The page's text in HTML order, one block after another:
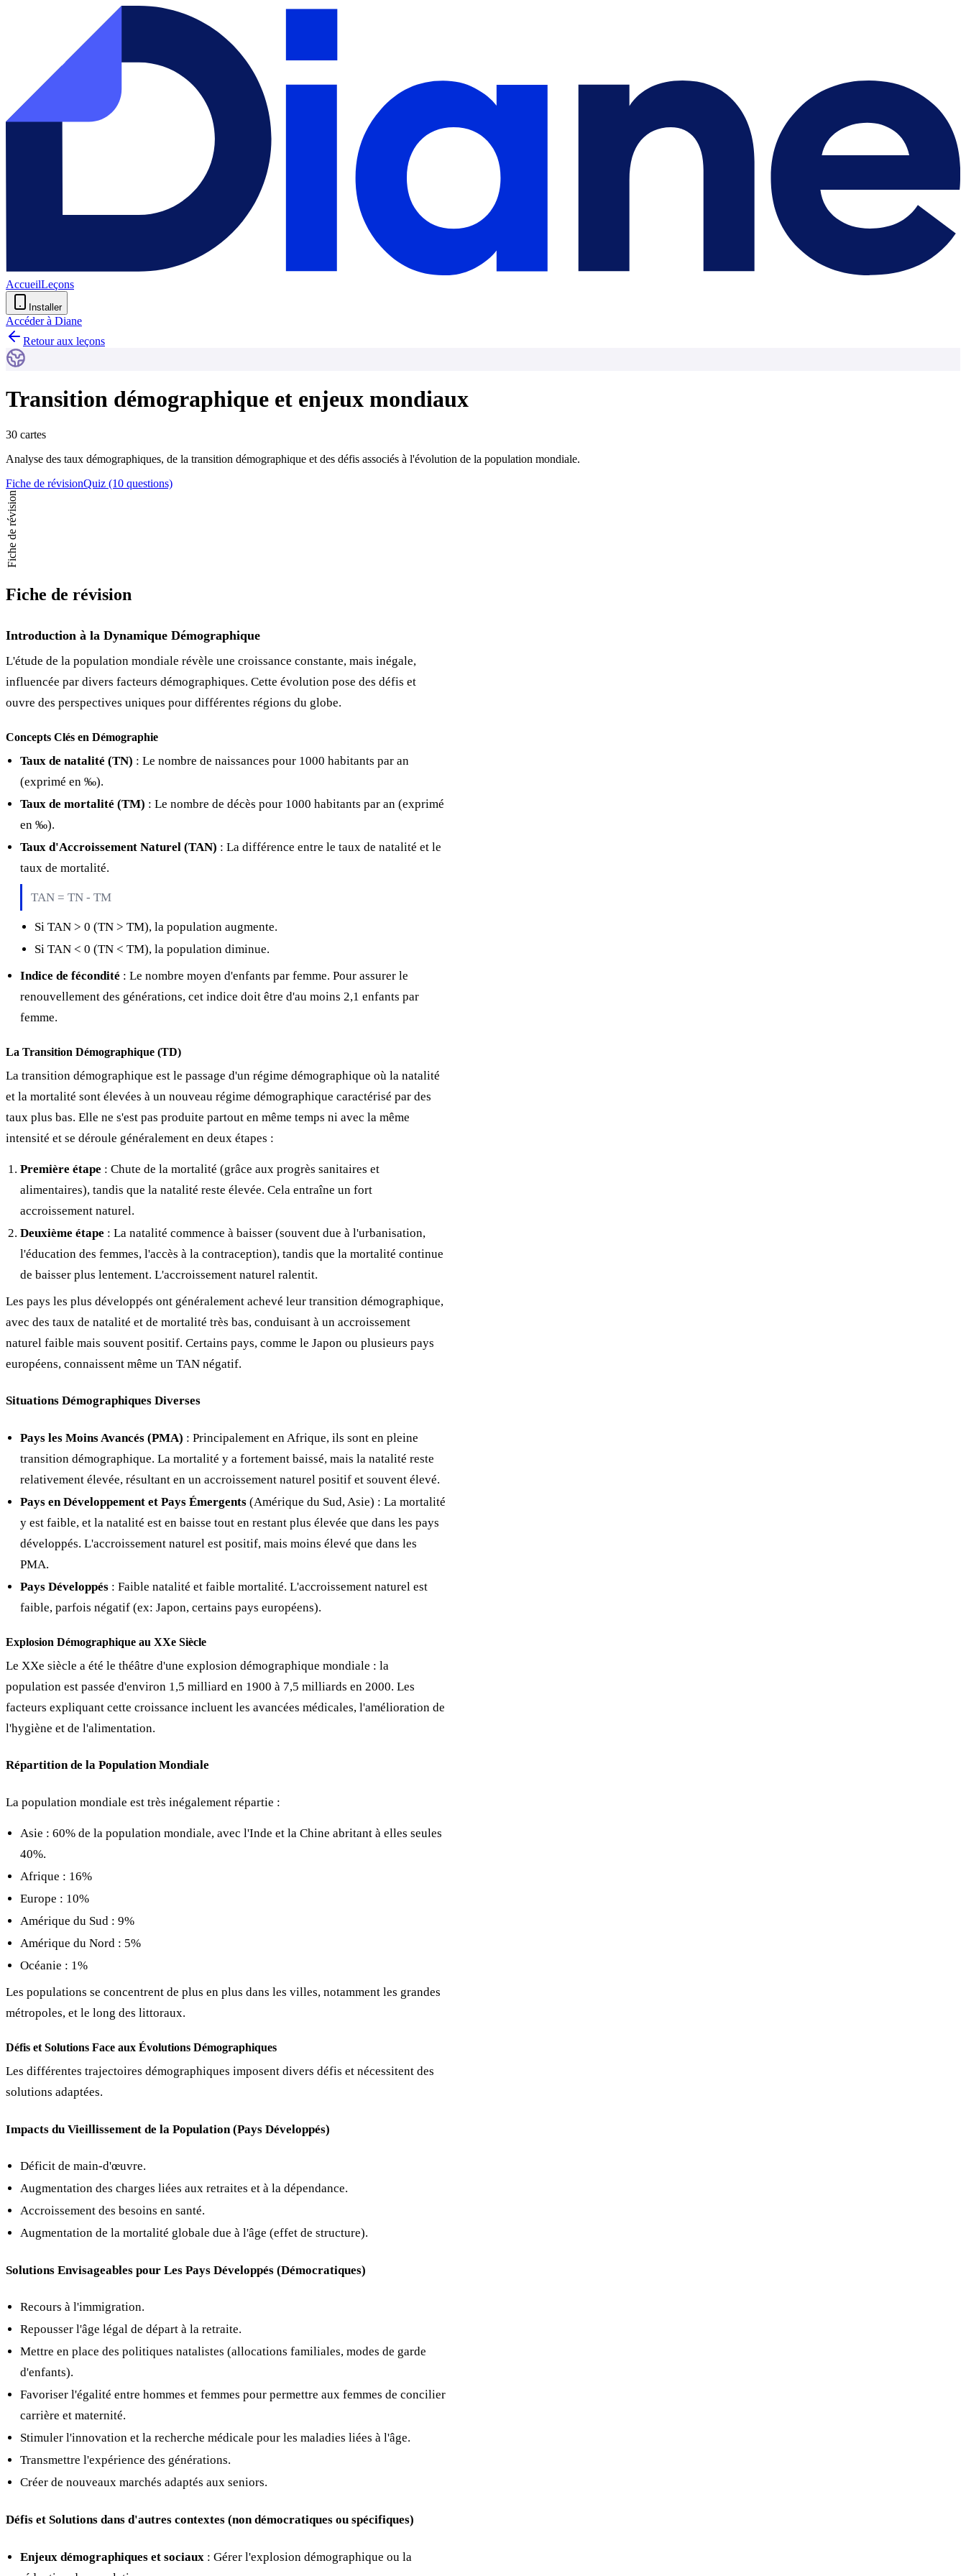
AccueilLeçons
Installer
Accéder à Diane
Retour aux leçons
Transition démographique et enjeux mondiaux
30 cartes
Analyse des taux démographiques, de la transition démographique et des défis associés à l'évolution de la population mondiale.
Fiche de révisionQuiz (10 questions)
Fiche de révision
Fiche de révision
Introduction à la Dynamique Démographique
L'étude de la population mondiale révèle une croissance constante, mais inégale,
influencée par divers facteurs démographiques. Cette évolution pose des défis et
ouvre des perspectives uniques pour différentes régions du globe.
Concepts Clés en Démographie
Taux de natalité (TN) : Le nombre de naissances pour 1000 habitants par an
(exprimé en ‰).
Taux de mortalité (TM) : Le nombre de décès pour 1000 habitants par an (exprimé
en ‰).
Taux d'Accroissement Naturel (TAN) : La différence entre le taux de natalité et le
taux de mortalité.
TAN = TN - TM
Si TAN > 0 (TN > TM), la population augmente.
Si TAN < 0 (TN < TM), la population diminue.
Indice de fécondité : Le nombre moyen d'enfants par femme. Pour assurer le
renouvellement des générations, cet indice doit être d'au moins 2,1 enfants par
femme.
La Transition Démographique (TD)
La transition démographique est le passage d'un régime démographique où la natalité
et la mortalité sont élevées à un nouveau régime démographique caractérisé par des
taux plus bas. Elle ne s'est pas produite partout en même temps ni avec la même
intensité et se déroule généralement en deux étapes :
Première étape : Chute de la mortalité (grâce aux progrès sanitaires et
alimentaires), tandis que la natalité reste élevée. Cela entraîne un fort
accroissement naturel.
Deuxième étape : La natalité commence à baisser (souvent due à l'urbanisation,
l'éducation des femmes, l'accès à la contraception), tandis que la mortalité continue
de baisser plus lentement. L'accroissement naturel ralentit.
Les pays les plus développés ont généralement achevé leur transition démographique,
avec des taux de natalité et de mortalité très bas, conduisant à un accroissement
naturel faible mais souvent positif. Certains pays, comme le Japon ou plusieurs pays
européens, connaissent même un TAN négatif.
Situations Démographiques Diverses
Pays les Moins Avancés (PMA) : Principalement en Afrique, ils sont en pleine
transition démographique. La mortalité y a fortement baissé, mais la natalité reste
relativement élevée, résultant en un accroissement naturel positif et souvent élevé.
Pays en Développement et Pays Émergents (Amérique du Sud, Asie) : La mortalité
y est faible, et la natalité est en baisse tout en restant plus élevée que dans les pays
développés. L'accroissement naturel est positif, mais moins élevé que dans les
PMA.
Pays Développés : Faible natalité et faible mortalité. L'accroissement naturel est
faible, parfois négatif (ex: Japon, certains pays européens).
Explosion Démographique au XXe Siècle
Le XXe siècle a été le théâtre d'une explosion démographique mondiale : la
population est passée d'environ 1,5 milliard en 1900 à 7,5 milliards en 2000. Les
facteurs expliquant cette croissance incluent les avancées médicales, l'amélioration de
l'hygiène et de l'alimentation.
Répartition de la Population Mondiale
La population mondiale est très inégalement répartie :
Asie : 60% de la population mondiale, avec l'Inde et la Chine abritant à elles seules
40%.
Afrique : 16%
Europe : 10%
Amérique du Sud : 9%
Amérique du Nord : 5%
Océanie : 1%
Les populations se concentrent de plus en plus dans les villes, notamment les grandes
métropoles, et le long des littoraux.
Défis et Solutions Face aux Évolutions Démographiques
Les différentes trajectoires démographiques imposent divers défis et nécessitent des
solutions adaptées.
Impacts du Vieillissement de la Population (Pays Développés)
Déficit de main-d'œuvre.
Augmentation des charges liées aux retraites et à la dépendance.
Accroissement des besoins en santé.
Augmentation de la mortalité globale due à l'âge (effet de structure).
Solutions Envisageables pour Les Pays Développés (Démocratiques)
Recours à l'immigration.
Repousser l'âge légal de départ à la retraite.
Mettre en place des politiques natalistes (allocations familiales, modes de garde
d'enfants).
Favoriser l'égalité entre hommes et femmes pour permettre aux femmes de concilier
carrière et maternité.
Stimuler l'innovation et la recherche médicale pour les maladies liées à l'âge.
Transmettre l'expérience des générations.
Créer de nouveaux marchés adaptés aux seniors.
Défis et Solutions dans d'autres contextes (non démocratiques ou spécifiques)
Enjeux démographiques et sociaux : Gérer l'explosion démographique ou la